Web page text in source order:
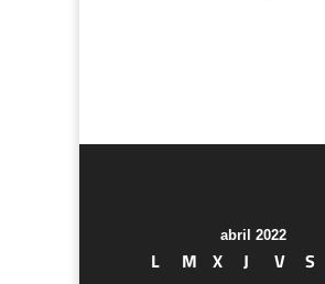
abril 2022
L M X J V S